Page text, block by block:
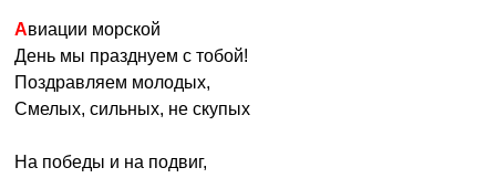
Авиации морской
День мы празднуем с тобой!
Поздравляем молодых,
Смелых, сильных, не скупых
На победы и на подвиг,